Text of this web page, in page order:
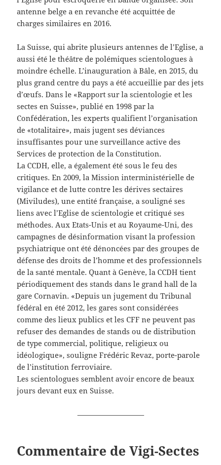
antenne belge a en revanche été acquittée de
charges similaires en 2016.
La Suisse, qui abrite plusieurs antennes de l’Eglise, a
aussi été le théâtre de polémiques scientologues à
moindre échelle. L’inauguration à Bâle, en 2015, du
plus grand centre du pays a été accueillie par des jets
d’œufs. Dans le «Rapport sur la scientologie et les
sectes en Suisse», publié en 1998 par la
Confédération, les experts qualifient l’organisation
de «totalitaire», mais jugent ses déviances
insuffisantes pour une surveillance active des
Services de protection de la Constitution.
La CCDH, elle, a également été sous le feu des
critiques. En 2009, la Mission interministérielle de
vigilance et de lutte contre les dérives sectaires
(Miviludes), une entité française, a souligné ses
liens avec l’Eglise de scientologie et critiqué ses
méthodes. Aux Etats-Unis et au Royaume-Uni, des
campagnes de désinformation visant la profession
psychiatrique ont été dénoncées par des groupes de
défense des droits de l’homme et des professionnels
de la santé mentale. Quant à Genève, la CCDH tient
périodiquement des stands dans le grand hall de la
gare Cornavin. «Depuis un jugement du Tribunal
fédéral en été 2012, les gares sont considérées
comme des lieux publics et les CFF ne peuvent pas
refuser des demandes de stands ou de distribution
de type commercial, politique, religieux ou
idéologique», souligne Frédéric Revaz, porte-parole
de l’institution ferroviaire.
Les scientologues semblent avoir encore de beaux
jours devant eux en Suisse.
—————————
Commentaire de Vigi-Sectes